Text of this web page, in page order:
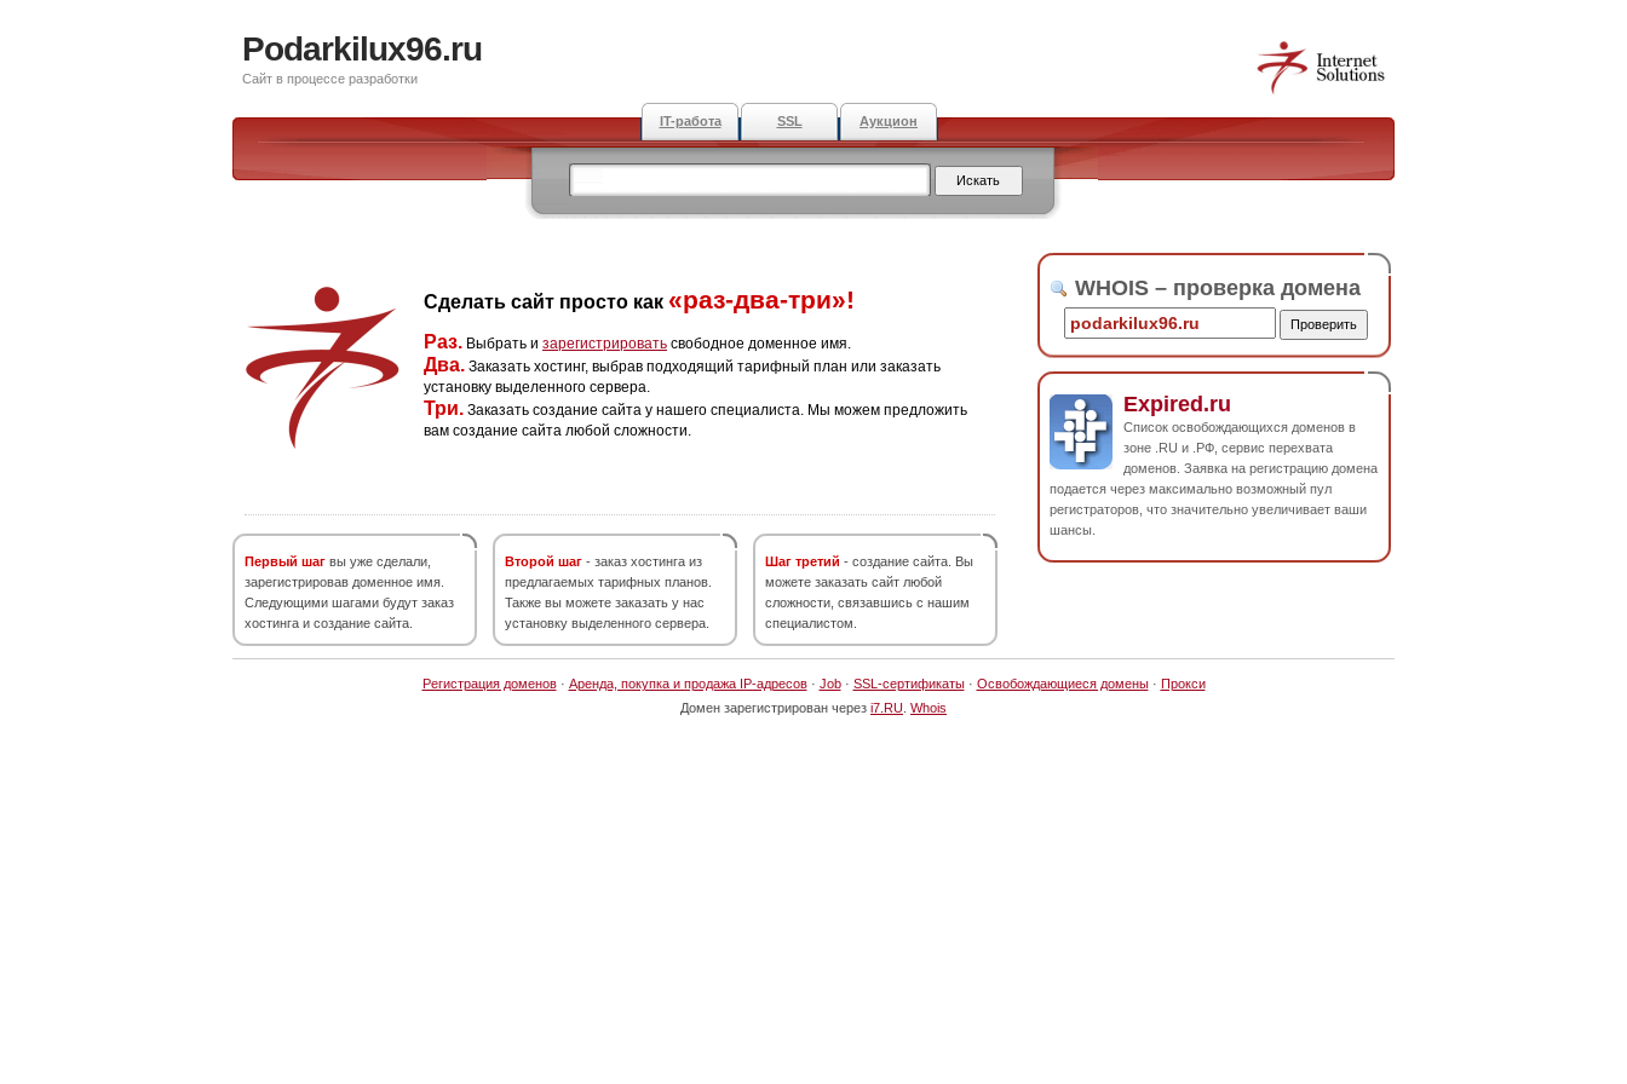
Podarkilux96.ru
Сайт в процессе разработки
IT-работа SSL Аукцион
Сделать сайт просто как «раз-два-три»!
Раз. Выбрать и зарегистрировать свободное доменное имя.
Два. Заказать хостинг, выбрав подходящий тарифный план или заказать
установку выделенного сервера.
Три. Заказать создание сайта у нашего специалиста. Мы можем предложить
вам создание сайта любой сложности.
Первый шаг вы уже сделали,
зарегистрировав доменное имя.
Следующими шагами будут заказ
хостинга и создание сайта.
Второй шаг - заказ хостинга из
предлагаемых тарифных планов.
Также вы можете заказать у нас
установку выделенного сервера.
Шаг третий - создание сайта. Вы
можете заказать сайт любой
сложности, связавшись с нашим
специалистом.
WHOIS – проверка домена
Expired.ru
Список освобождающихся доменов в
зоне .RU и .РФ, сервис перехвата
доменов. Заявка на регистрацию домена
подается через максимально возможный пул
регистраторов, что значительно увеличивает ваши
шансы.
Регистрация доменов· Аренда, покупка и продажа IP-адресов· Job· SSL-сертификаты· Освобождающиеся домены· Прокси
Домен зарегистрирован через i7.RU Whois